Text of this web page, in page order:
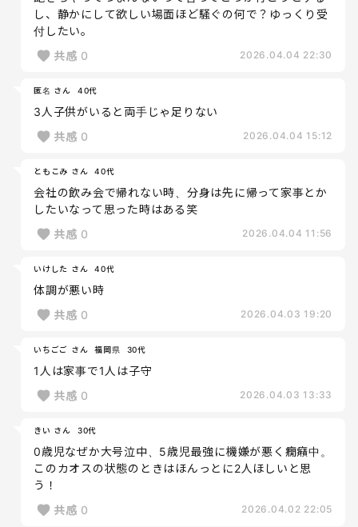
し、静かにして欲しい場面ほど騒ぐの何で？ゆっくり受
付したい。
共感 0 2026.04.04 22:30
匿名 さん 40代
3人子供がいると両手じゃ足りない
共感 0 2026.04.04 15:12
ともこみ さん 40代
会社の飲み会で帰れない時、分身は先に帰って家事とか
したいなって思った時はある笑
共感 0 2026.04.04 11:56
いけした さん 40代
体調が悪い時
共感 0 2026.04.03 19:20
いちごご さん 福岡県 30代
1人は家事で1人は子守
共感 0 2026.04.03 13:33
きい さん 30代
0歳児なぜか大号泣中、5歳児最強に機嫌が悪く癇癪中。
このカオスの状態のときはほんっとに2人ほしいと思
う！
共感 0 2026.04.02 22:05